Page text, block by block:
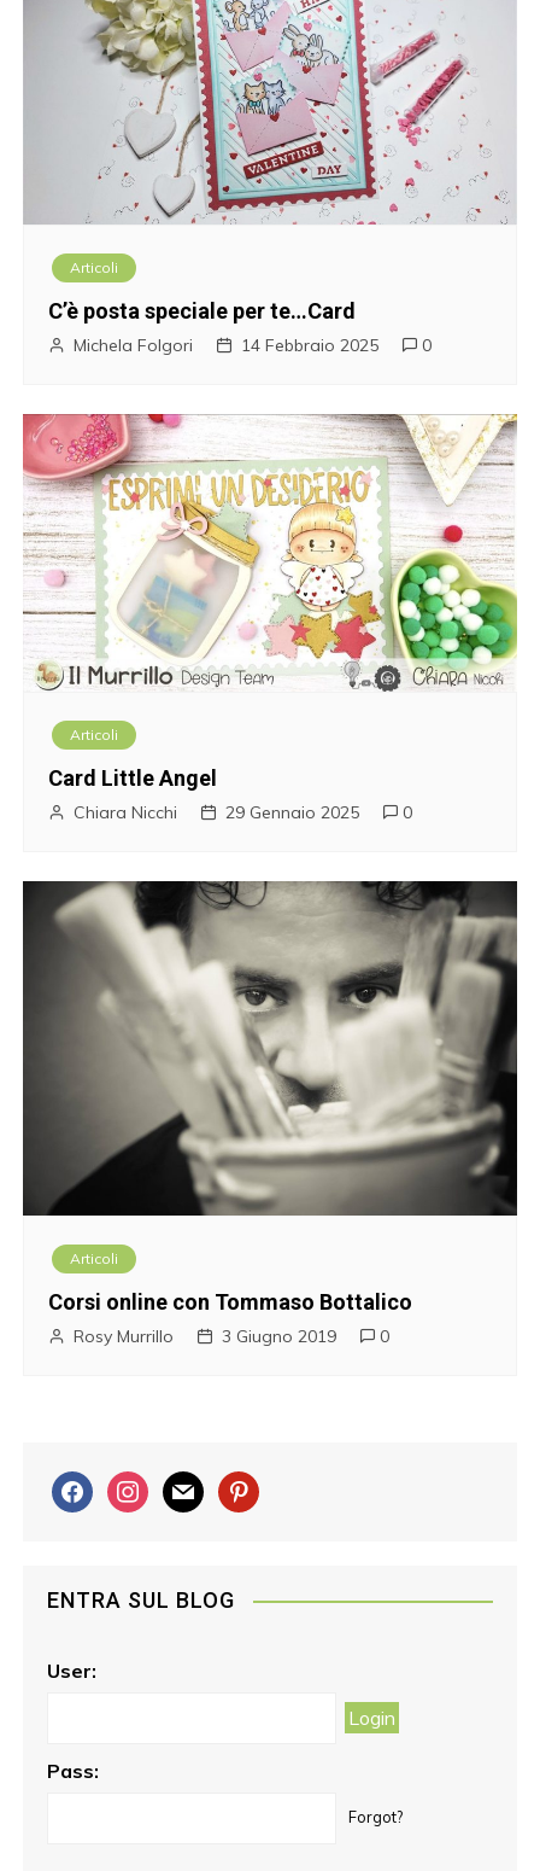
Articoli
C’è posta speciale per te…Card
Michela Folgori 14 Febbraio 2025 0
Articoli
Card Little Angel
Chiara Nicchi 29 Gennaio 2025 0
Articoli
Corsi online con Tommaso Bottalico
Rosy Murrillo 3 Giugno 2019 0
f
a
b
o
i
n
a
m
a
p
e
ENTRA SUL BLOG
User:
Pass:
Forgot?